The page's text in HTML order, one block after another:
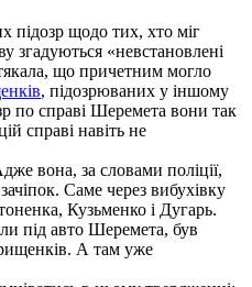
підозр щодо тих, хто міг
згадуються «невстановлені
що причетним могло
, підозрюваних у іншому
по справі Шеремета вони так
справі навіть не
вона, за словами поліції,
Саме через вибухівку
Кузьменко і Дугарь.
під авто Шеремета, був
А там уже